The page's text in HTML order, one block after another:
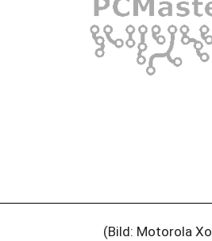
(Bild: Motorola